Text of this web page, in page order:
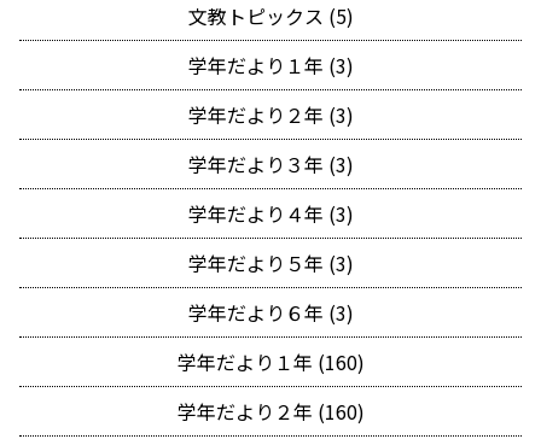
文教トピックス (5)
学年だより１年 (3)
学年だより２年 (3)
学年だより３年 (3)
学年だより４年 (3)
学年だより５年 (3)
学年だより６年 (3)
学年だより１年 (160)
学年だより２年 (160)